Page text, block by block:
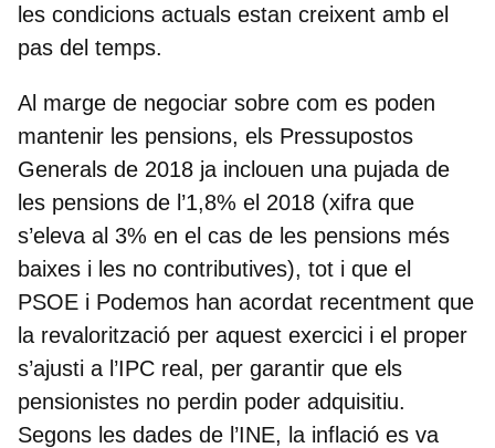
les condicions actuals estan creixent amb el
pas del temps.
Al marge de negociar sobre com es poden
mantenir les pensions, els Pressupostos
Generals de 2018 ja inclouen una pujada de
les pensions de l’1,8% el 2018 (xifra que
s’eleva al 3% en el cas de les pensions més
baixes i les no contributives), tot i que el
PSOE i Podemos han acordat recentment que
la revalorització per aquest exercici i el proper
s’ajusti a l’IPC real, per garantir que els
pensionistes no perdin poder adquisitiu.
Segons les dades de l’INE, la inflació es va